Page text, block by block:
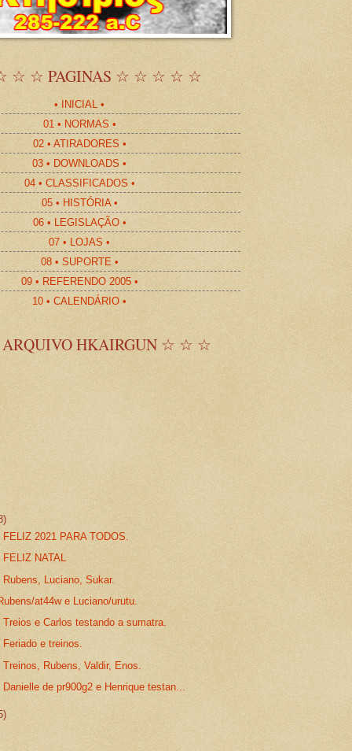
☆ ☆ PAGINAS ☆ ☆ ☆ ☆ ☆
• INICIAL •
01 • NORMAS •
02 • ATIRADORES •
03 • DOWNLOADS •
04 • CLASSIFICADOS •
05 • HISTÓRIA •
06 • LEGISLAÇÃO •
07 • LOJAS •
08 • SUPORTE •
09 • REFERENDO 2005 •
10 • CALENDÁRIO •
HKAIRGUN ☆ ☆ ☆
FELIZ 2021 PARA TODOS.
FELIZ NATAL
Luciano, Sukar.
at44w e Luciano/urutu.
Treios e Carlos testando a sumatra.
Feriado e treinos.
Rubens, Valdir, Enos.
de pr900g2 e Henrique testan...